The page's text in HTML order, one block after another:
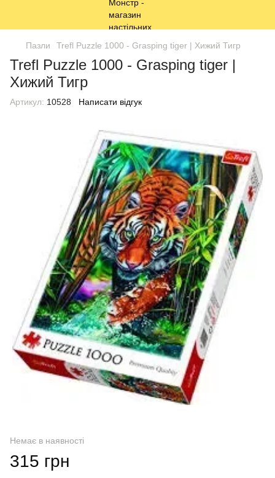
Пазли Trefl Puzzle 1000 - Grasping tiger | Хижий Тигр
Trefl Puzzle 1000 - Grasping tiger |
Хижий Тигр
Артикул: 10528 Написати відгук
Немає в наявності
315 грн